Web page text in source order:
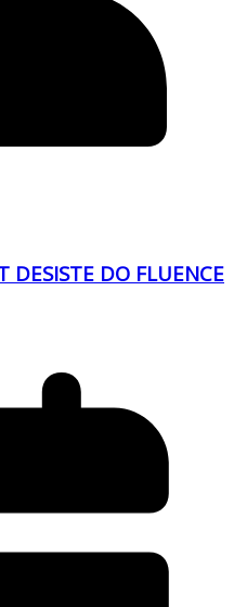
DESISTE DO FLUENCE